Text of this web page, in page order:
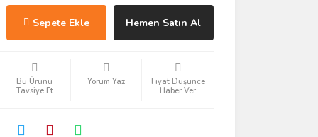
Sepete Ekle Hemen Satın Al
Bu Ürünü
Tavsiye Et
Yorum Yaz
Fiyat Düşünce
Haber Ver